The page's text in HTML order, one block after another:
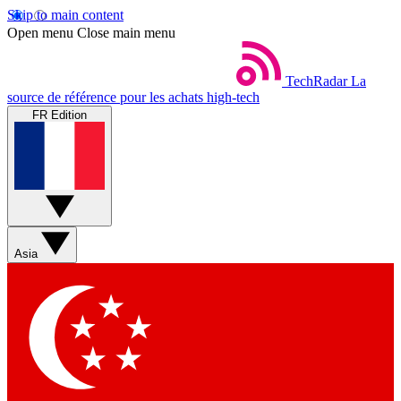
Skip to main content
Open menu Close main menu
TechRadar La
source de référence pour les achats high-tech
FR Edition
Asia